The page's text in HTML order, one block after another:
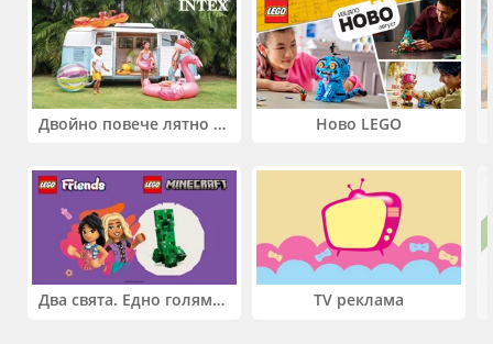
Двойно повече лятно забавление! Купи 2 продукта INTEX и вземи -33%
Два свята. Едно голямо приключение. Купи 2 продукта LEGO® Friends и/или LEGO® Minecraft и вземи -27%
Ново LEGO
TV реклама